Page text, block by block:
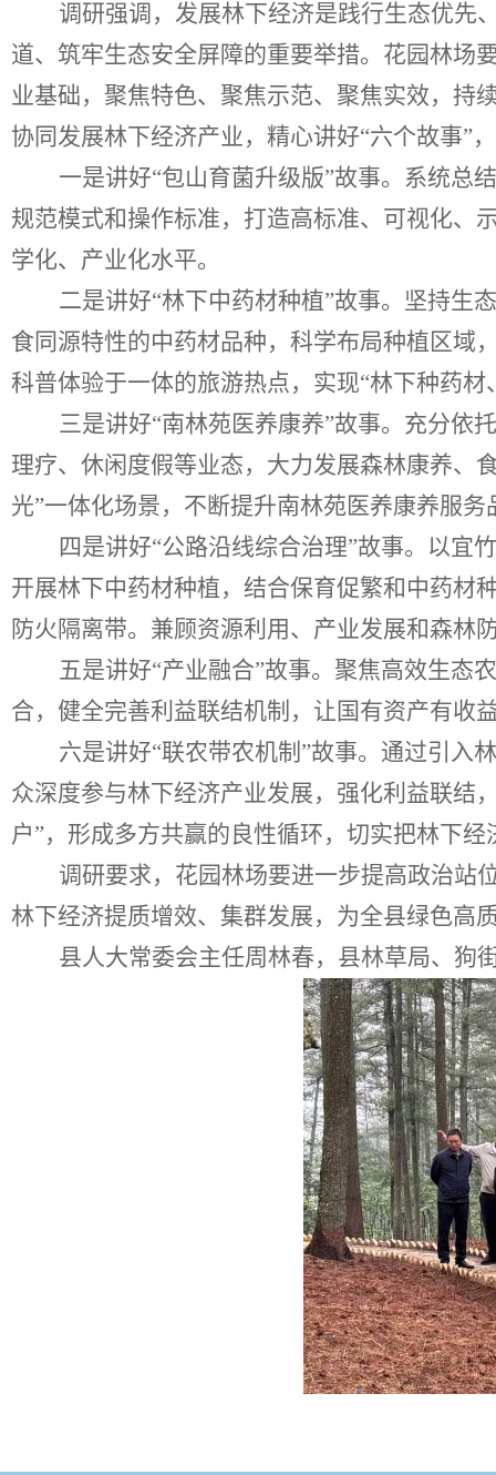
调研强调，发展林下经济是践行生态优先
道、筑牢生态安全屏障的重要举措。花园林场
业基础，聚焦特色、聚焦示范、聚焦实效，持
协同发展林下经济产业，精心讲好“六个故事”
一是讲好“包山育菌升级版”故事。系统总
规范模式和操作标准，打造高标准、可视化、
学化、产业化水平。
二是讲好“林下中药材种植”故事。坚持生
食同源特性的中药材品种，科学布局种植区域
科普体验于一体的旅游热点，实现“林下种药材
三是讲好“南林苑医养康养”故事。充分依
理疗、休闲度假等业态，大力发展森林康养、
光”一体化场景，不断提升南林苑医养康养服务
四是讲好“公路沿线综合治理”故事。以宜
开展林下中药材种植，结合保育促繁和中药材
防火隔离带。兼顾资源利用、产业发展和森林
五是讲好“产业融合”故事。聚焦高效生态
合，健全完善利益联结机制，让国有资产有收
六是讲好“联农带农机制 ”故事。通过引入
众深度参与林下经济产业发展，强化利益联结
户”，形成多方共赢的良性循环，切实把林下
调研要求，花园林场要进一步提高政治站
林下经济提质增效、集群发展，为全县绿色高
县人大常委会主任周林春， 县林草局、狗